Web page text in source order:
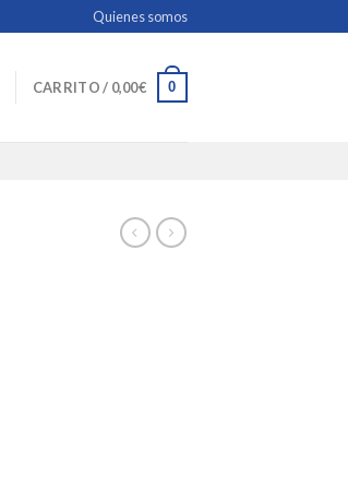
Quienes somos
CARRITO / 0,00€ 0